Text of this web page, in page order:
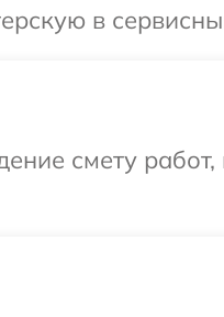
в
смету